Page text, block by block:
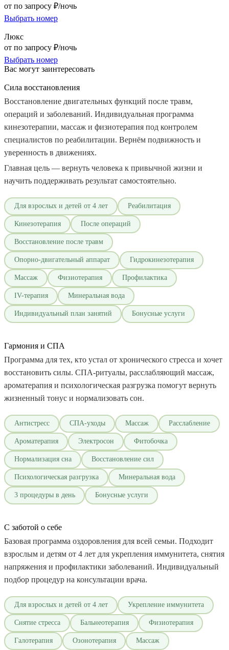
от по запросу ₽/ночь
Выбрать номер
Люкс
от по запросу ₽/ночь
Выбрать номер
Вас могут заинтересовать
Сила восстановления
Восстановление двигательных функций после травм,
операций и заболеваний. Индивидуальная программа
кинезотерапии, массаж и физиотерапия под контролем
специалистов по реабилитации. Вернём подвижность и
уверенность в движениях.
Главная цель — вернуть человека к привычной жизни и
научить поддерживать результат самостоятельно.
Для взрослых и детей от 4 лет Реабилитация
Кинезотерапия После операций
Восстановление после травм
Опорно-двигательный аппарат Гидрокинезотерапия
Массаж Физиотерапия Профилактика
IV-терапия Минеральная вода
Индивидуальный план занятий Бонусные услуги
Гармония и СПА
Программа для тех, кто устал от хронического стресса и хочет
восстановить силы. СПА-ритуалы, расслабляющий массаж,
ароматерапия и психологическая разгрузка помогут вернуть
жизненный тонус и нормализовать сон.
Антистресс СПА-уходы Массаж Расслабление
Ароматерапия Электросон Фитобочка
Нормализация сна Восстановление сил
Психологическая разгрузка Минеральная вода
3 процедуры в день Бонусные услуги
С заботой о себе
Базовая программа оздоровления для всей семьи. Подходит
взрослым и детям от 4 лет для укрепления иммунитета, снятия
напряжения и профилактики заболеваний. Индивидуальный
подбор процедур на консультации врача.
Для взрослых и детей от 4 лет Укрепление иммунитета
Снятие стресса Бальнеотерапия Физиотерапия
Галотерапия Озонотерапия Массаж